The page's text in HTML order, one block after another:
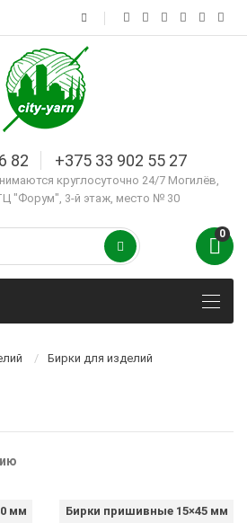
82 +375 33 902 55 27
круглосуточно 24/7 Могилёв,
"Форум", 3-й этаж, место № 30
0
Бирки для изделий
мм Бирки пришивные 15×45 мм